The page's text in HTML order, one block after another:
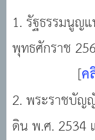
1. รัฐธรรมนูญ
พุทธศักราช
[ค
2. พระราชบัญ
ดิน พ.ศ. 2534